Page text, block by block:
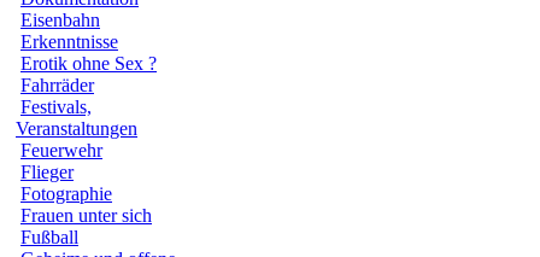
Eisenbahn
Erkenntnisse
Erotik ohne Sex ?
Fahrräder
Festivals,
Veranstaltungen
Feuerwehr
Flieger
Fotographie
Frauen unter sich
Fußball